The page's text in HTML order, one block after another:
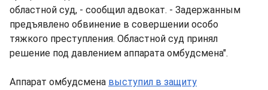
областной суд, - сообщил адвокат. - Задержанным
предъявлено обвинение в совершении особо
тяжкого преступления. Областной суд принял
решение под давлением аппарата омбудсмена".
Аппарат омбудсмена выступил в защиту